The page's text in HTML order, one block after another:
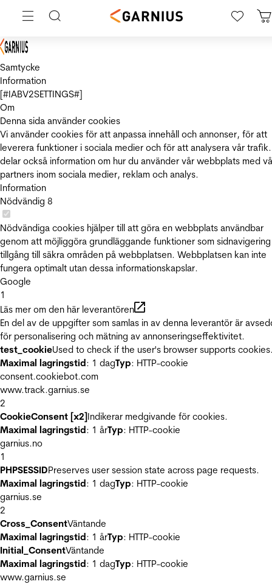
Samtycke
Information
[#IABV2SETTINGS#]
Om
Denna sida använder cookies
Vi använder cookies för att anpassa innehåll och annonser, för att
leverera funktioner i sociala medier och för att analysera vår
delar också information om hur du använder vår webbplats med
partners inom sociala medier, reklam och analys.
Information
Nödvändig 8
Nödvändiga cookies hjälper till att göra en webbplats användbar
genom att möjliggöra grundläggande funktioner som
tillgång till säkra områden på webbplatsen. Webbplatsen kan inte
fungera optimalt utan dessa informationskapslar.
Google
1
Läs mer om den här leverantören
En del av de uppgifter som samlas in av denna leverantör är
för personalisering och mätning av annonseringseffektivitet.
test_cookieUsed to check if the user's browser supports
Maximal lagringstid: 1 dagTyp: HTTP-cookie
consent.cookiebot.com
www.track.garnius.se
2
CookieConsent [x2]Indikerar medgivande för cookies.
Maximal lagringstid: 1 årTyp: HTTP-cookie
garnius.no
1
PHPSESSIDPreserves user session state across page requests.
Maximal lagringstid: 1 dagTyp: HTTP-cookie
garnius.se
2
Cross_ConsentVäntande
Maximal lagringstid: 1 årTyp: HTTP-cookie
Initial_ConsentVäntande
Maximal lagringstid: 1 dagTyp: HTTP-cookie
www.garnius.se